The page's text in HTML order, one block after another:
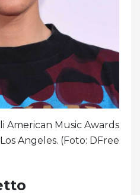
American Music Awards
Angeles. (Foto: DFree